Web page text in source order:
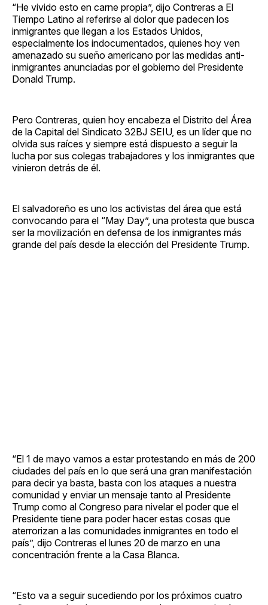
“He vivido esto en carne propia”, dijo Contreras a El
Tiempo Latino al referirse al dolor que padecen los
inmigrantes que llegan a los Estados Unidos,
especialmente los indocumentados, quienes hoy ven
amenazado su sueño americano por las medidas anti-
inmigrantes anunciadas por el gobierno del Presidente
Donald Trump.
Pero Contreras, quien hoy encabeza el Distrito del Área
de la Capital del Sindicato 32BJ SEIU, es un líder que no
olvida sus raíces y siempre está dispuesto a seguir la
lucha por sus colegas trabajadores y los inmigrantes que
vinieron detrás de él.
El salvadoreño es uno los activistas del área que está
convocando para el “May Day”, una protesta que busca
ser la movilización en defensa de los inmigrantes más
grande del país desde la elección del Presidente Trump.
“El 1 de mayo vamos a estar protestando en más de 200
ciudades del país en lo que será una gran manifestación
para decir ya basta, basta con los ataques a nuestra
comunidad y enviar un mensaje tanto al Presidente
Trump como al Congreso para nivelar el poder que el
Presidente tiene para poder hacer estas cosas que
aterrorizan a las comunidades inmigrantes en todo el
país”, dijo Contreras el lunes 20 de marzo en una
concentración frente a la Casa Blanca.
“Esto va a seguir sucediendo por los próximos cuatro